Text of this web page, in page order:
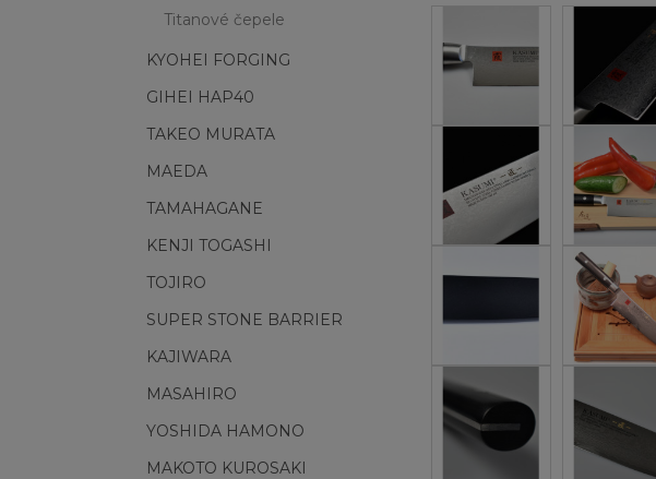
Titanové čepele
KYOHEI FORGING
GIHEI HAP40
TAKEO MURATA
MAEDA
TAMAHAGANE
KENJI TOGASHI
TOJIRO
SUPER STONE BARRIER
KAJIWARA
MASAHIRO
YOSHIDA HAMONO
MAKOTO KUROSAKI